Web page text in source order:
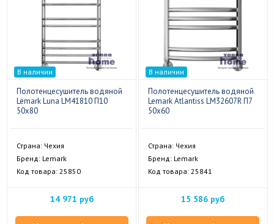
В наличии
Полотенцесушитель водяной
Lemark Luna LM41810 П10
50x80
Страна: Чехия
Бренд: Lemark
Код товара: 25850
14 971 руб
В наличии
Полотенцесушитель водяной
Lemark Atlantiss LM32607R П7
50x60
Страна: Чехия
Бренд: Lemark
Код товара: 25841
15 586 руб